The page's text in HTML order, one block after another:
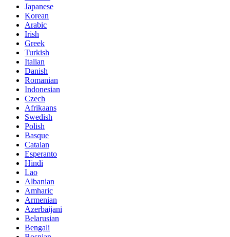
Japanese
Korean
Arabic
Irish
Greek
Turkish
Italian
Danish
Romanian
Indonesian
Czech
Afrikaans
Swedish
Polish
Basque
Catalan
Esperanto
Hindi
Lao
Albanian
Amharic
Armenian
Azerbaijani
Belarusian
Bengali